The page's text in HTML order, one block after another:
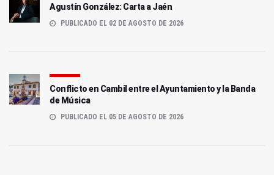
Agustín González: Carta a Jaén
PUBLICADO EL 02 DE AGOSTO DE 2026
Conflicto en Cambil entre el Ayuntamiento y la Banda
de Música
PUBLICADO EL 05 DE AGOSTO DE 2026